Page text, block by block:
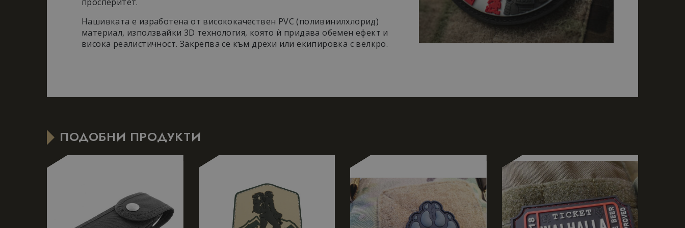
Нашивката е изработена от висококачествен PVC (поливинилхлорид)
материал, използвайки 3D технология, която ѝ придава обемен ефект и
висока реалистичност. Закрепва се към дрехи или екипировка с велкро.
ПОДОБНИ ПРОДУКТИ
_dc_gtm_UA-
се използва, може да се счита за строго необходим, тъй като без
него други скриптове може да не функционират правилно. Краят на
акаунт в Google Analytics.
Google LLC
www.google.com
5 месеца
седмици
Google reCAPTCHA задава необходимата бисквитка (_GRECAPTCHA),
когато се изпълнява с цел предоставяне на своя анализ на риска.